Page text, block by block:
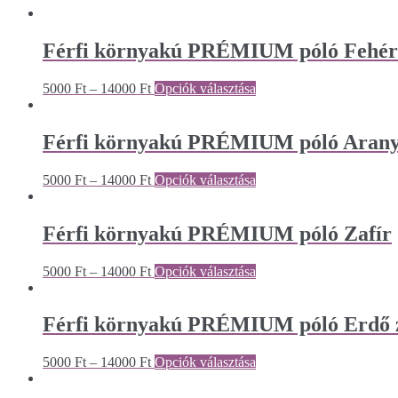
Férfi környakú PRÉMIUM póló Fehér
5000 Ft – 14000 Ft Opciók választása
Férfi környakú PRÉMIUM póló
5000 Ft – 14000 Ft Opciók választása
Férfi környakú PRÉMIUM póló Zafír
5000 Ft – 14000 Ft Opciók választása
Férfi környakú PRÉMIUM póló Erdő
5000 Ft – 14000 Ft Opciók választása